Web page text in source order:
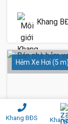
Khang BĐS
Khang
Hẻm Xe Hơi (5 m)